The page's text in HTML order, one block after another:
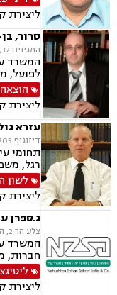
ליצירת
סרור,
המגינים 32, חיפה
המשרד
לפועל,
לאומי
ליצירת
עזרא
דיזנגוף 205, תל-אביב
תחומי
רגל,
מסחר,
למשפחה,
רפואית
עבור
לשון
ליצירת
ג.ספרן
צלע הר 2, הרצליה
המשרד
חברות,
מקרקעין
ליצירת